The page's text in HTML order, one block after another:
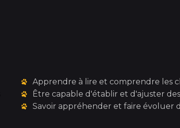
Apprendre à lire et comprendre les
Être capable d'établir et d'ajuster
Savoir appréhender et faire évoluer